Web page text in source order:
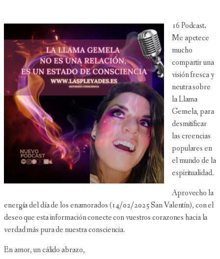
16 Podcast.
Me apetece
mucho
compartir una
visión fresca y
neutra sobre
la Llama
Gemela, para
desmitificar
las creencias
populares en
el mundo de la
espiritualidad.
Aprovecho la
energía del día de los enamorados (14/02/2025 San Valentín), con el
deseo que esta información conecte con vuestros corazones hacia la
verdad más pura de nuestra consciencia.
En amor, un cálido abrazo,